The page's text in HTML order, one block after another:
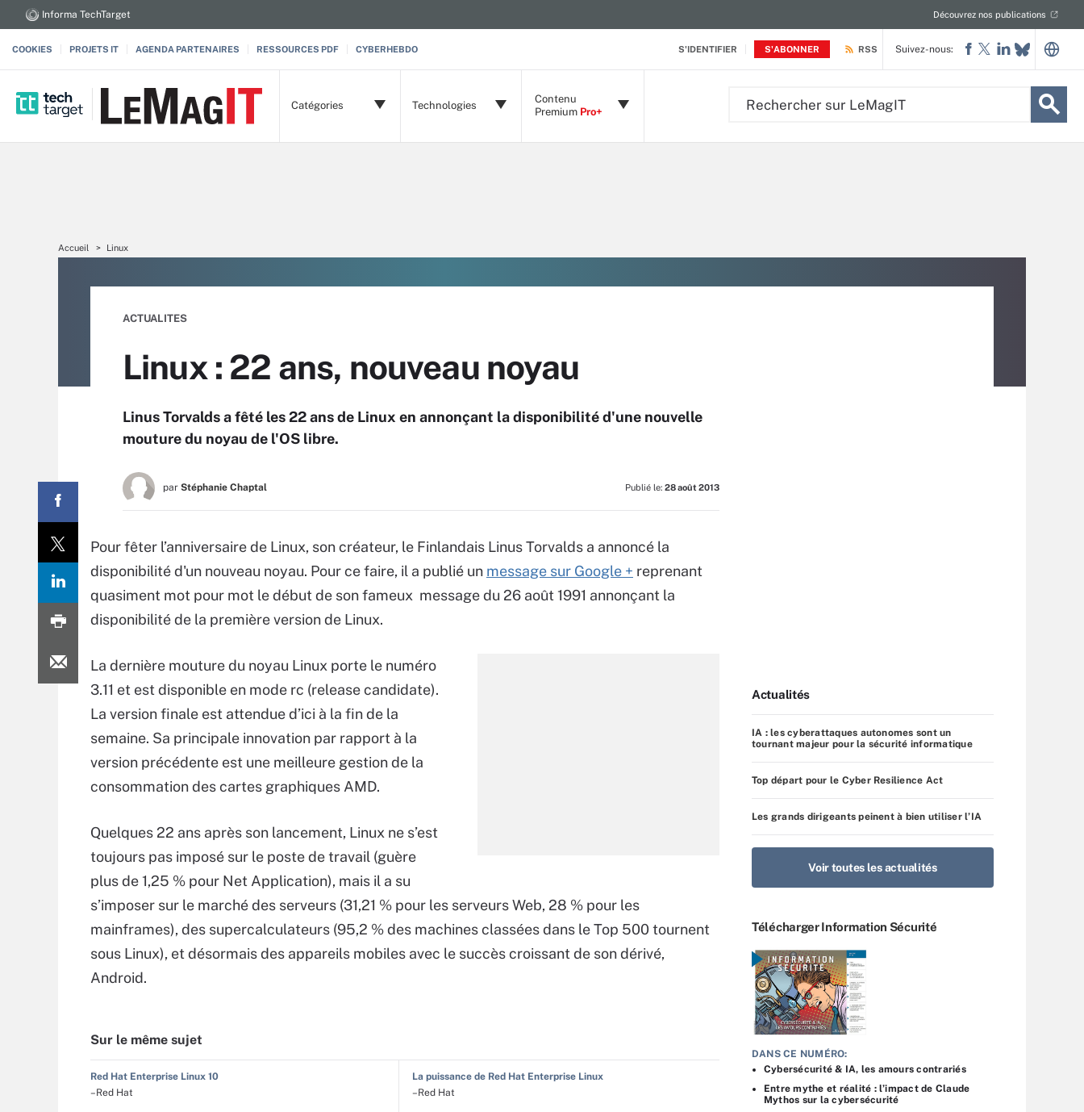
S'IDENTIFIER S'ABONNER
Informa TechTarget Découvrez nos publications
COOKIES PROJETS IT AGENDA PARTENAIRES RESSOURCES PDF CYBERHEBDO RSS
Catégories Technologies
Contenu
Premium Pro+
Suivez-nous:
Accueil Linux
ACTUALITES
Linux : 22 ans, nouveau noyau
Linus Torvalds a fêté les 22 ans de Linux en annonçant la disponibilité d'une nouvelle
mouture du noyau de l'OS libre.
par Stéphanie Chaptal Publié le: 28 août 2013
Pour fêter l’anniversaire de Linux, son créateur, le Finlandais Linus Torvalds a annoncé la
disponibilité d'un nouveau noyau. Pour ce faire, il a publié un message sur Google + reprenant
quasiment mot pour mot le début de son fameux message du 26 août 1991 annonçant la
disponibilité de la première version de Linux.
La dernière mouture du noyau Linux porte le numéro
3.11 et est disponible en mode rc (release candidate).
La version finale est attendue d’ici à la fin de la
semaine. Sa principale innovation par rapport à la
version précédente est une meilleure gestion de la
consommation des cartes graphiques AMD.
Quelques 22 ans après son lancement, Linux ne s’est
toujours pas imposé sur le poste de travail (guère
plus de 1,25 % pour Net Application), mais il a su
s’imposer sur le marché des serveurs (31,21 % pour les serveurs Web, 28 % pour les
mainframes), des supercalculateurs (95,2 % des machines classées dans le Top 500 tournent
sous Linux), et désormais des appareils mobiles avec le succès croissant de son dérivé,
Android.
Sur le même sujet
Red Hat Enterprise Linux 10
–Red Hat
La puissance de Red Hat Enterprise Linux
–Red Hat
Actualités
IA : les cyberattaques autonomes sont un
tournant majeur pour la sécurité informatique
Top départ pour le Cyber Resilience Act
Les grands dirigeants peinent à bien utiliser l’IA
Voir toutes les actualités
Télécharger Information Sécurité
DANS CE NUMÉRO:
Cybersécurité & IA, les amours contrariés
Entre mythe et réalité : l’impact de Claude
Mythos sur la cybersécurité